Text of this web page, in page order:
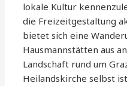
lokale Kultur
die Freizeitgestaltung
bietet sich eine
Hausmannstätten aus
Landschaft rund um
Heilandskirche selbst